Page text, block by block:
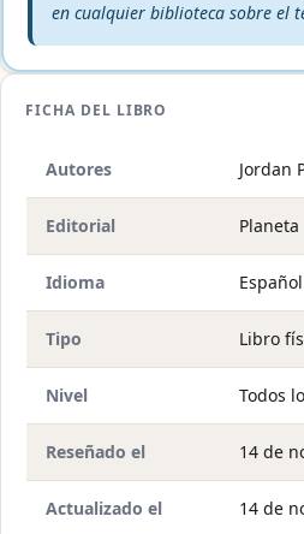
en cualquier biblioteca sobre el
FICHA DEL LIBRO
Autores Jordan
Editorial Planeta
Idioma Español
Tipo Libro
Nivel Todos
Reseñado el 14 de
Actualizado el 14 de